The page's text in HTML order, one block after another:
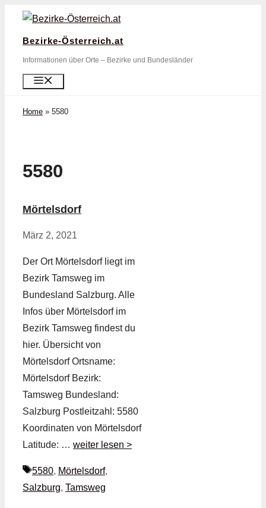
Zum
springen
Bezirke-Österreich.at
Informationen über Orte – Bezirke und Bundesländer
Home » 5580
5580
Mörtelsdorf
März 2, 2021
Der Ort Mörtelsdorf liegt im
Bezirk Tamsweg im
Bundesland Salzburg. Alle
Infos über Mörtelsdorf im
Bezirk Tamsweg findest du
hier. Übersicht von
Mörtelsdorf Ortsname:
Mörtelsdorf Bezirk:
Tamsweg Bundesland:
Salzburg Postleitzahl: 5580
Koordinaten von Mörtelsdorf
Latitude: … weiter lesen >
Schlagwörter
5580, Mörtelsdorf,
Salzburg, Tamsweg